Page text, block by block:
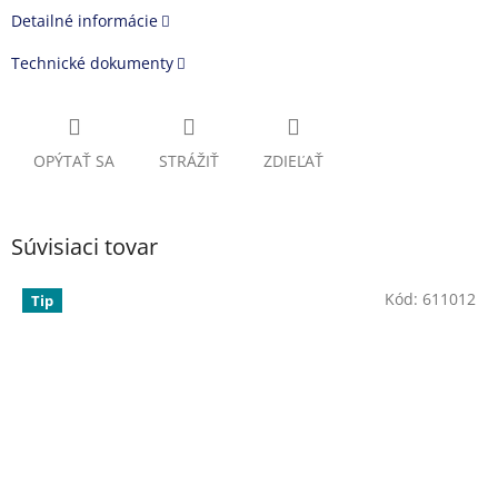
Detailné informácie
Technické dokumenty
OPÝTAŤ SA STRÁŽIŤ ZDIEĽAŤ
Súvisiaci tovar
Tip Kód: 611012